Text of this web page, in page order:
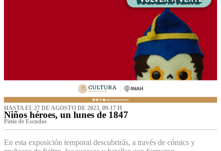
HASTA EL 27 DE AGOSTO DE 2023, 09-17 H
Niños héroes, un lunes de 1847
Patio de Escudos
En esta exposición temporal descubrirás, a través de cómics y